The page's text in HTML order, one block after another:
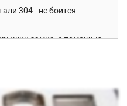
304 - не боится
замка, с помощью
вырез стекла.